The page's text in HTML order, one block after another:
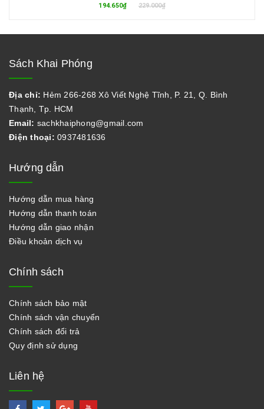
194.650₫ 229.000₫
Sách Khai Phóng
Địa chỉ: Hẻm 266-268 Xô Viết Nghệ Tĩnh, P. 21, Q. Bình
Thạnh, Tp. HCM
Email: sachkhaiphong@gmail.com
Điện thoại: 0937481636
Hướng dẫn
Hướng dẫn mua hàng
Hướng dẫn thanh toán
Hướng dẫn giao nhận
Điều khoản dịch vụ
Chính sách
Chính sách bảo mật
Chính sách vận chuyển
Chính sách đổi trả
Quy định sử dụng
Liên hệ